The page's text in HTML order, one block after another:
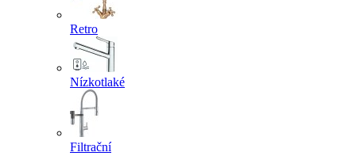
Retro
Nízkotlaké
Filtrační